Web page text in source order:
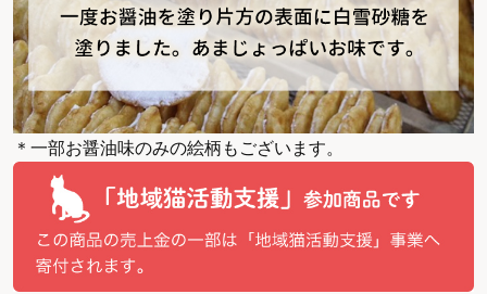
＊一部お醤油味のみの絵柄もございます。